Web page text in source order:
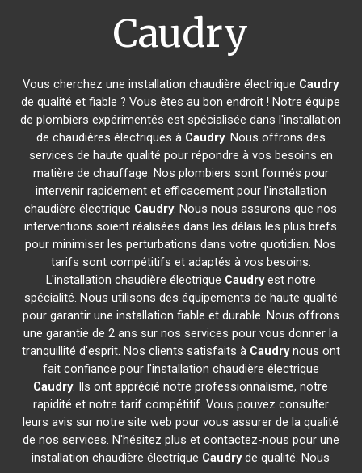
Caudry
Vous cherchez une installation chaudière électrique Caudry
de qualité et fiable ? Vous êtes au bon endroit ! Notre équipe
de plombiers expérimentés est spécialisée dans l'installation
de chaudières électriques à Caudry. Nous offrons des
services de haute qualité pour répondre à vos besoins en
matière de chauffage. Nos plombiers sont formés pour
intervenir rapidement et efficacement pour l'installation
chaudière électrique Caudry. Nous nous assurons que nos
interventions soient réalisées dans les délais les plus brefs
pour minimiser les perturbations dans votre quotidien. Nos
tarifs sont compétitifs et adaptés à vos besoins.
L'installation chaudière électrique Caudryest notre
spécialité. Nous utilisons des équipements de haute qualité
pour garantir une installation fiable et durable. Nous offrons
une garantie de 2 ans sur nos services pour vous donner la
tranquillité d'esprit. Nos clients satisfaits à Caudrynous ont
fait confiance pour l'installation chaudière électrique
Caudry. Ils ont apprécié notre professionnalisme, notre
rapidité et notre tarif compétitif. Vous pouvez consulter
leurs avis sur notre site web pour vous assurer de la qualité
de nos services. N'hésitez plus et contactez-nous pour une
installation chaudière électrique Caudryde qualité. Nous